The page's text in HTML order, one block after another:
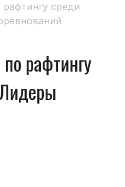
среди
рафтингу